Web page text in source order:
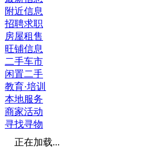
附近信息
招聘求职
房屋租售
旺铺信息
二手车市
闲置二手
教育·培训
本地服务
商家活动
寻找寻物
正在加载...